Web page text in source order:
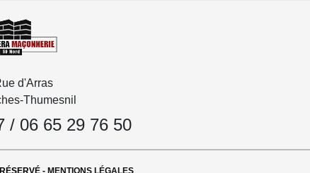
d'Arras
Thumesnil
/ 06 65 29 76 50